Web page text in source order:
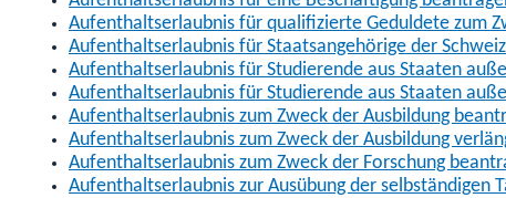
Aufenthaltserlaubnis für qualifizierte Geduldete zum
Aufenthaltserlaubnis für Staatsangehörige der
Aufenthaltserlaubnis für Studierende aus Staaten
Aufenthaltserlaubnis für Studierende aus Staaten
Aufenthaltserlaubnis zum Zweck der Ausbildung
Aufenthaltserlaubnis zum Zweck der Ausbildung
Aufenthaltserlaubnis zum Zweck der Forschung
Aufenthaltserlaubnis zur Ausübung der selbständigen